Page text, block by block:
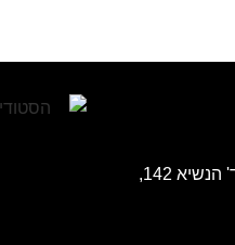
כתובת: בית הכט (רוטשילד) שד' הנשיא 142,